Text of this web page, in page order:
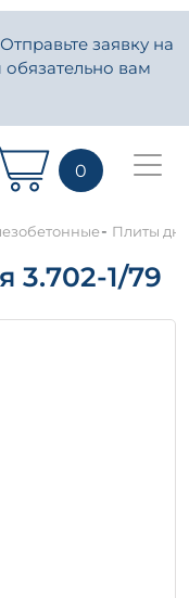
заявку на
вам
0
- Плиты
1/79